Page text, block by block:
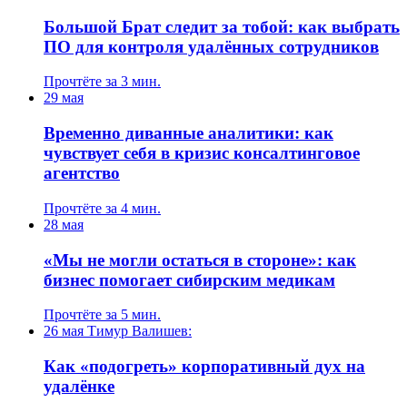
Большой Брат следит за тобой: как выбрать
ПО для контроля удалённых сотрудников
Прочтёте за 3 мин.
29 мая
Временно диванные аналитики: как
чувствует себя в кризис консалтинговое
агентство
Прочтёте за 4 мин.
28 мая
«Мы не могли остаться в стороне»: как
бизнес помогает сибирским медикам
Прочтёте за 5 мин.
26 мая Тимур Валишев:
Как «подогреть» корпоративный дух на
удалёнке